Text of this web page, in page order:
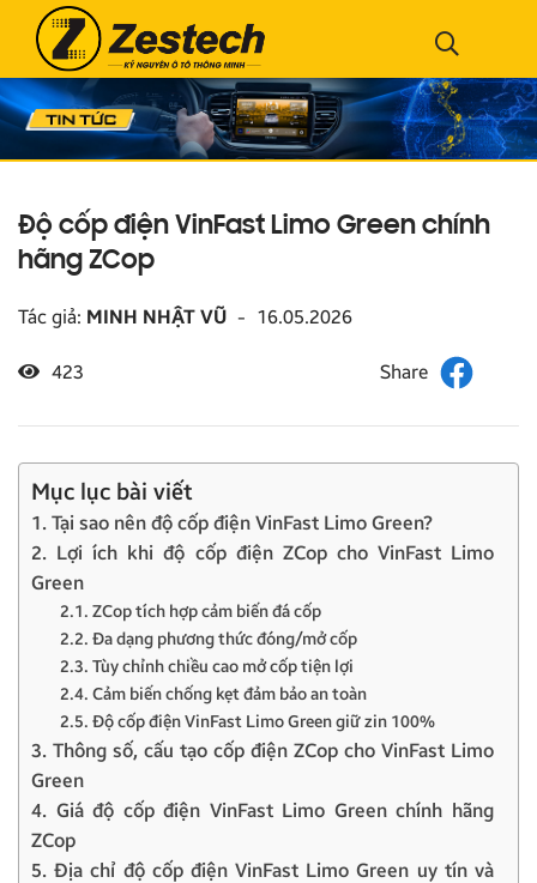
Độ cốp điện VinFast Limo Green chính
hãng ZCop
Tác giả: MINH NHẬT VŨ - 16.05.2026
423
Mục lục bài viết
1. Tại sao nên độ cốp điện VinFast Limo Green?
2. Lợi ích khi độ cốp điện ZCop cho VinFast Limo
Green
2.1. ZCop tích hợp cảm biến đá cốp
2.2. Đa dạng phương thức đóng/mở cốp
2.3. Tùy chỉnh chiều cao mở cốp tiện lợi
2.4. Cảm biến chống kẹt đảm bảo an toàn
2.5. Độ cốp điện VinFast Limo Green giữ zin 100%
3. Thông số, cấu tạo cốp điện ZCop cho VinFast Limo
Green
4. Giá độ cốp điện VinFast Limo Green chính hãng
ZCop
5. Địa chỉ độ cốp điện VinFast Limo Green uy tín và